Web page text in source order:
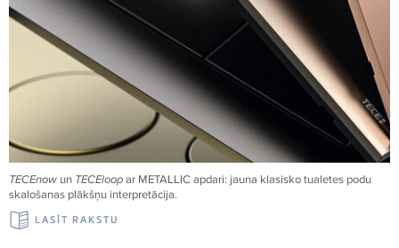
TECEnow un TECEloopar METALLIC apdari: jauna klasisko tualetes podu
skalošanas plākšņu interpretācija.
LASĪT RAKSTU